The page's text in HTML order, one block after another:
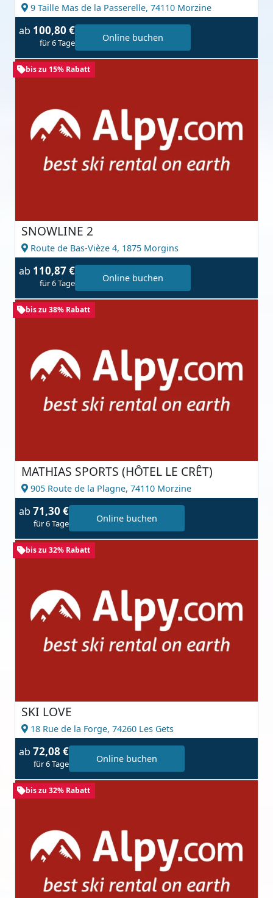
9 Taille Mas de la Passerelle, 74110 Morzine
ab 100,80 €
für 6 Tage Online buchen
bis zu 15% Rabatt
SNOWLINE 2
Route de Bas-Vièze 4, 1875 Morgins
ab 110,87 €
für 6 Tage Online buchen
bis zu 38% Rabatt
MATHIAS SPORTS (HÔTEL LE CRÊT)
905 Route de la Plagne, 74110 Morzine
ab 71,30 €
für 6 Tage Online buchen
bis zu 32% Rabatt
SKI LOVE
18 Rue de la Forge, 74260 Les Gets
ab 72,08 €
für 6 Tage Online buchen
bis zu 32% Rabatt